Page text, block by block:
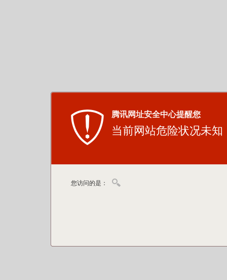
腾讯网址安全中心提醒您
当前网站危险状况未知
您访问的是：